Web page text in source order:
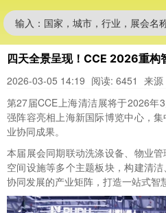
输入：国家，城市，行业，展会名
四天全景呈现！CCE 2026重构
2026-03-05 14:19 阅读: 6451 来源
第27届CCE上海清洁展将于2026年
强阵容亮相上海新国际博览中心，
业协同成果。
本届展会同期联动洗涤设备、物业
空间设施等多个主题板块，构建清
协同发展的产业矩阵，打造一站式智